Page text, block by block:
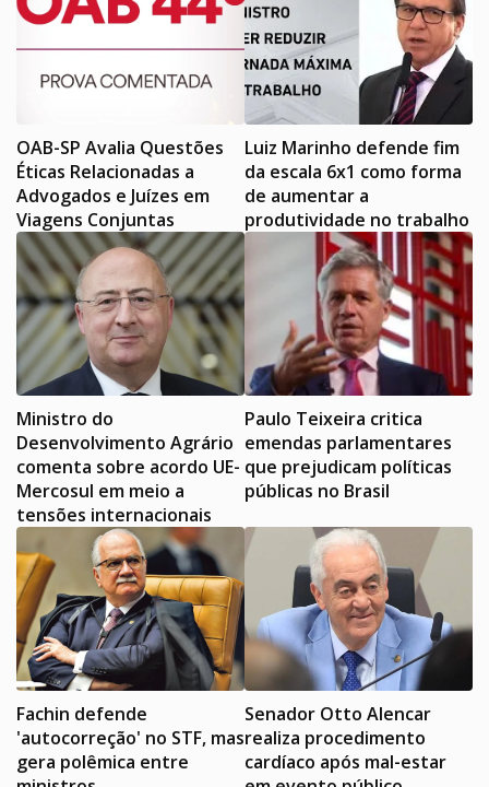
OAB-SP Avalia Questões
Éticas Relacionadas a
Advogados e Juízes em
Viagens Conjuntas
Luiz Marinho defende fim
da escala 6x1 como forma
de aumentar a
produtividade no trabalho
Ministro do
Desenvolvimento Agrário
comenta sobre acordo UE-
Mercosul em meio a
tensões internacionais
Paulo Teixeira critica
emendas parlamentares
que prejudicam políticas
públicas no Brasil
Fachin defende
'autocorreção' no STF, mas
gera polêmica entre
Senador Otto Alencar
realiza procedimento
cardíaco após mal-estar